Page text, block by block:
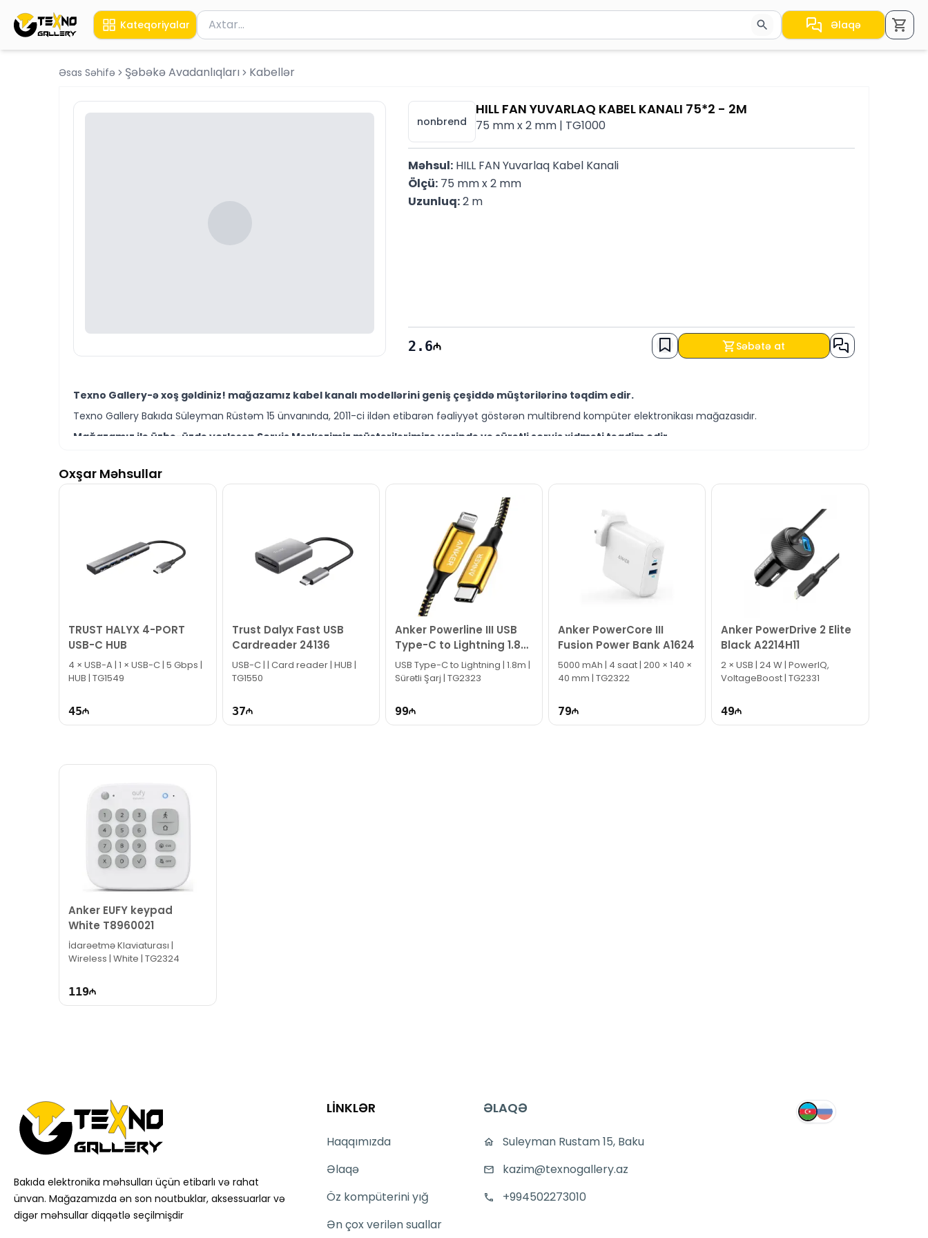
Kateqoriyalar Məhsul axtar
Axtarış üçün ən azı 2 simvol yazın. Göndərmək üçün Enter düyməsini basın və ya nəticələr arasında keçid etmək üçün ox
Əlaqə
Əsas Səhifə Şəbəkə Avadanlıqları Kabellər
nonbrend
HILL FAN YUVARLAQ KABEL KANALI 75*2 - 2M
75 mm x 2 mm | TG1000
Məhsul: HILL FAN Yuvarlaq Kabel Kanali
Ölçü: 75 mm x 2 mm
Uzunluq: 2 m
2.6 Səbətə at
Texno Gallery-ə xoş gəldiniz! mağazamız kabel kanalı modellərini geniş çeşiddə müştərilərinə təqdim edir.
Texno Gallery Bakıda Süleyman Rüstəm 15 ünvanında, 2011-ci ildən etibarən fəaliyyət göstərən multibrend kompüter elektronikası mağazasıdır.
Mağazamız ilə üzbə-üzdə yerləşən Servis Mərkəzimiz müştərilərimizə yerində və sürətli servis xidməti təqdim edir.
HILL FAN YUVARLAQ KABEL KANALI 75*2 - 2M modelini Bakıda sərfəli qiymətə NƏĞD, KÖÇÜRMƏ həmçinin KREDİT şərtləri ilə əldə edə bilərsiniz.
İstər kabel kanalı modelləri istərsə də digər brend məhsullarla bağlı suallarınızı saytımız vasitəsilə bizə yaza bilərsiniz.
Seçim etməkdə məsləhətə ehtiyacınız varsa təcrübəli mütəxəssislərimiz hər gün 10:00-19:00 saatlarında aktivdir.
HILL FAN YUVARLAQ KABEL KANALI 75*2 - 2M modeli ilə bağlı bütün suallarınızı saytımızın canlı dəstək xəttində cavablandırmağa hər daim hazırıq.
İş saatlarından kənar vaxtlarda əlaqə qurmaq üçün email ilə qeydiyyat edə və ya WhatsApp nömrəmizə mesaj göndərə bilərsiniz.
Oxşar Məhsullar
TRUST HALYX 4-PORT
USB-C HUB
4 × USB-A | 1 × USB-C | 5 Gbps |
HUB | TG1549
45
Trust Dalyx Fast USB
Cardreader 24136
USB-C | | Card reader | HUB |
TG1550
37
Anker Powerline III USB
Type-C to Lightning 1.8
m A8843HB1
USB Type-C to Lightning | 1.8m |
Sürətli Şarj | TG2323
99
Anker PowerCore III
Fusion Power Bank A1624
5000 mAh | 4 saat | 200 × 140 ×
40 mm | TG2322
79
Anker PowerDrive 2 Elite
Black A2214H11
2 × USB | 24 W | PowerIQ,
VoltageBoost | TG2331
49
Anker EUFY keypad
White T8960021
İdarəetmə Klaviaturası |
Wireless | White | TG2324
119
Bakıda elektronika məhsulları üçün etibarlı və rahat
ünvan. Mağazamızda ən son noutbuklar, aksessuarlar və
digər məhsullar diqqətlə seçilmişdir
LİNKLƏR
Haqqımızda
Əlaqə
Öz kompüterini yığ
Ən çox verilən suallar
ƏLAQƏ
Suleyman Rustam 15, Baku
kazim@texnogallery.az
+994502273010